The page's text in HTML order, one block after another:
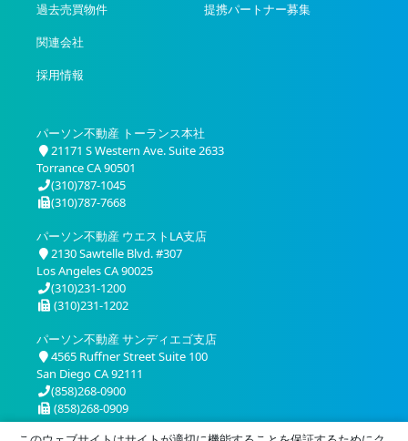
過去売買物件
関連会社
採用情報
提携パートナー募集
パーソン不動産 トーランス本社
21171 S Western Ave. Suite 2633
Torrance CA 90501
(310)787-1045
(310)787-7668
パーソン不動産 ウエストLA支店
2130 Sawtelle Blvd. #307
Los Angeles CA 90025
(310)231-1200
(310)231-1202
パーソン不動産 サンディエゴ支店
4565 Ruffner Street Suite 100
San Diego CA 92111
(858)268-0900
(858)268-0909